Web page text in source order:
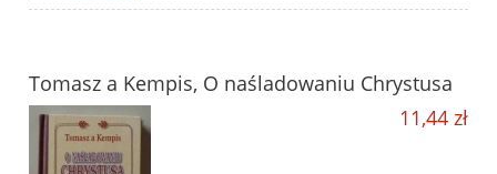
Tomasz a Kempis, O naśladowaniu Chrystusa
11,44 zł